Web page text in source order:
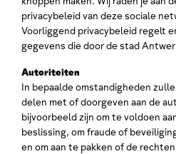
privacybeleid van deze sociale
Voorliggend privacybeleid regelt
gegevens die door de stad
Autoriteiten
In bepaalde omstandigheden
delen met of doorgeven aan de
bijvoorbeeld zijn om te voldoen
beslissing, om fraude of
en om aan te pakken of de